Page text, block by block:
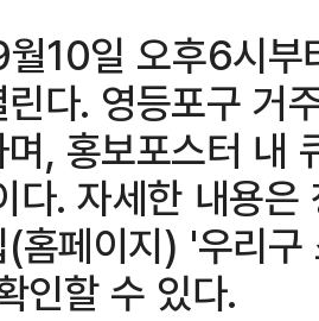
10일 오후6시
린다. 영등포구
, 홍보포스터 내
다. 자세한 내용
홈페이지) '우리
인할 수 있다.